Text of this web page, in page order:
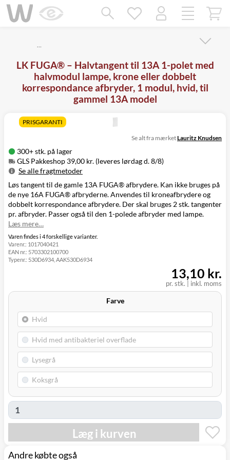
…
LK FUGA® – Halvtangent til 13A 1-polet med
halvmodul lampe, krone eller dobbelt
korrespondance afbryder, 1 modul, hvid, til
gammel 13A model
PRISGARANTI
300+ stk. på lager
GLS Pakkeshop 39,00 kr. (leveres lørdag d. 8/8)
Se alle fragtmetoder
Metode
Pris
Leveres
GLS Pakkeshop
39,00 kr.
Lørdag d. 8/8
GLS
Hjemmelevering
49,00 kr.
Mandag d. 10/8
GLS Erhverv
Click&Collect i
Svenstrup
(9230)
Se alt fra mærketLauritz Knudsen
Løs tangent til de gamle 13A FUGA® afbrydere. Kan ikke bruges på
de nye 16A FUGA® afbryderne. Anvendes til kroneafbrydere og
dobbelt korrespondance afbrydere. Der skal bruges 2 stk. tangenter
pr. afbryder. Passer også til den 1-polede afbryder med lampe.
Læs mere…
Varen findes i 4 forskellige varianter.
Varenr.: 1017040421
EAN nr.: 5703302100700
Typenr.: 530D6934, AAK530D6934
pr. stk. inkl. moms
13,10 kr.
Farve
Læg i kurven
Andre købte også
Mangler chatten?
Ret samtykke!